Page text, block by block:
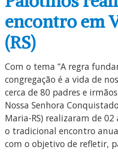
encontro em
(RS)
Com o tema “A regra
congregação é a vida de
cerca de 80 padres e
Nossa Senhora
Maria-RS) realizaram de
o tradicional encontro
com o objetivo de refletir,